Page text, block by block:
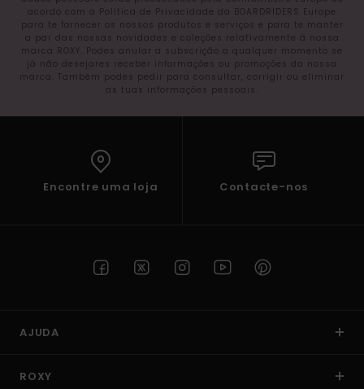
acordo com a Política de Privacidade da BOARDRIDERS Europe
para te fornecer os nossos produtos e serviços e para te manter
a par das nossas novidades e coleções relativamente à nossa
marca ROXY. Podes anular a subscrição a qualquer momento se
já não desejares receber informações ou promoções da nossa
marca. Também podes pedir para consultar, corrigir ou eliminar
as tuas informações pessoais.
Encontre uma loja Contacte-nos
AJUDA
ROXY